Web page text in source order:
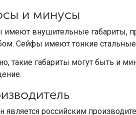
и минусы
внушительные габариты,
Сейфы имеют тонкие стальные
такие габариты могут быть и
является российским